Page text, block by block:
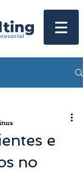
e
no